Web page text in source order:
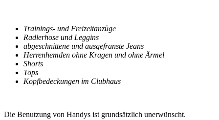
Trainings- und Freizeitanzüge
Radlerhose und Leggins
abgeschnittene und ausgefranste Jeans
Herrenhemden ohne Kragen und ohne Ärmel
Shorts
Tops
Kopfbedeckungen im Clubhaus
Die Benutzung von Handys ist grundsätzlich unerwünscht.